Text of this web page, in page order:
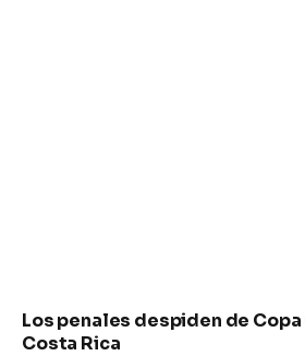
Los penales despiden de Copa
Costa Rica